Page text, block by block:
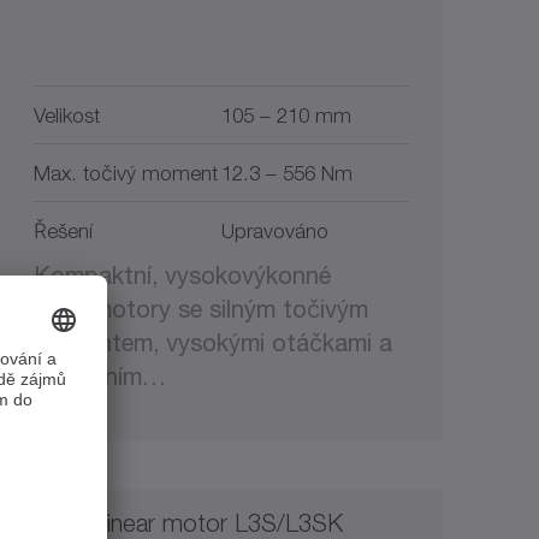
Velikost 105 – 210 mm
Max. točivý moment 12.3 – 556 Nm
Řešení Upravováno
Kompaktní, vysokovýkonné
servomotory se silným točivým
momentem, vysokými otáčkami a
efektivním…